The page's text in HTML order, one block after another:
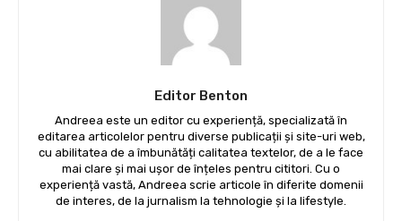
Editor Benton
Andreea este un editor cu experiență, specializată în
editarea articolelor pentru diverse publicații și site-uri web,
cu abilitatea de a îmbunătăți calitatea textelor, de a le face
mai clare și mai ușor de înțeles pentru cititori. Cu o
experiență vastă, Andreea scrie articole în diferite domenii
de interes, de la jurnalism la tehnologie și la lifestyle.